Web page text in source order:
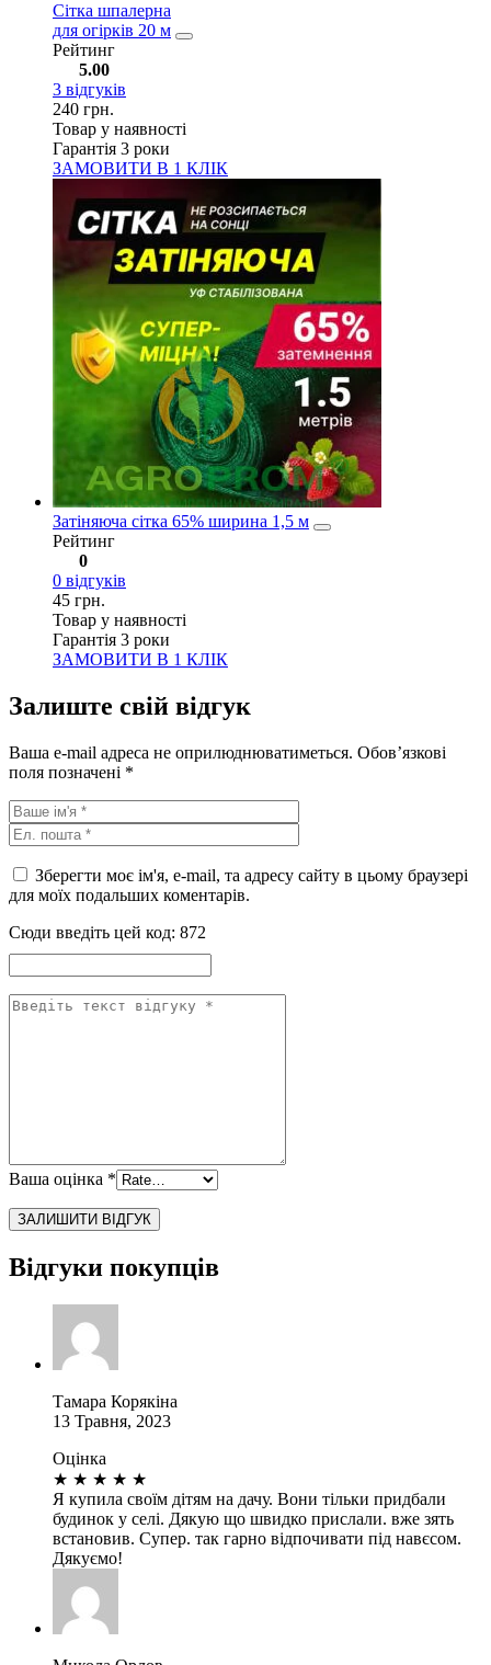
Сітка шпалерна
для огірків 20 м
Рейтинг
5.00
3 відгуків
240 грн.
Товар у наявності
Гарантія 3 роки
ЗАМОВИТИ В 1 КЛІК
Затіняюча сітка 65% ширина 1,5 м
Рейтинг
0
0 відгуків
45 грн.
Товар у наявності
Гарантія 3 роки
ЗАМОВИТИ В 1 КЛІК
Залиште свій відгук
Ваша e-mail адреса не оприлюднюватиметься. Обов’язкові
поля позначені *
Зберегти моє ім'я, e-mail, та адресу сайту в цьому браузері
для моїх подальших коментарів.
Сюди введіть цей код: 872
Ваша оцінка *
Відгуки покупців
Тамара Корякіна
13 Травня, 2023
Оцінка
★ ★ ★ ★ ★
Я купила своїм дітям на дачу. Вони тільки придбали
будинок у селі. Дякую що швидко прислали. вже зять
встановив. Супер. так гарно відпочивати під навєсом.
Дякуємо!